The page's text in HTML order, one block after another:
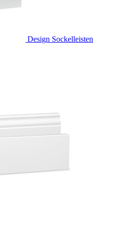
Design Sockelleisten